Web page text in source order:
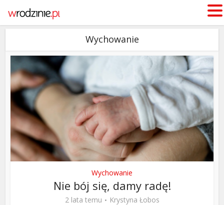
Wychowanie
Wychowanie
Nie bój się, damy radę!
2 lata temu
Krystyna Łobos